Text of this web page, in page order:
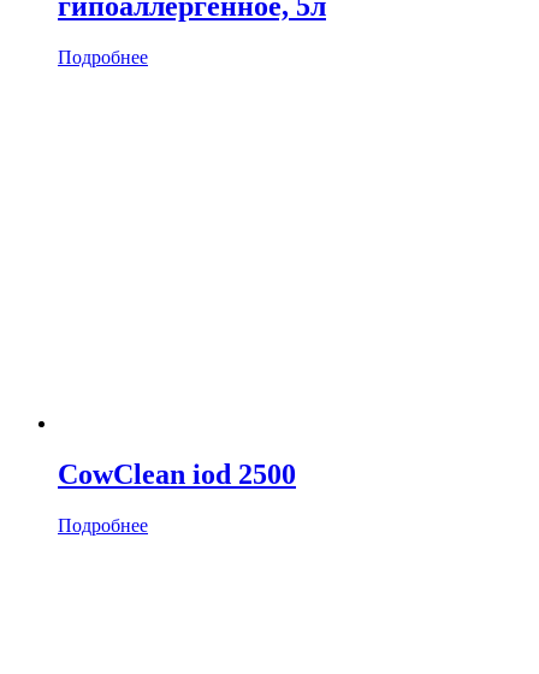
гипоаллергенное, 5л
Подробнее
CowClean iod 2500
Подробнее